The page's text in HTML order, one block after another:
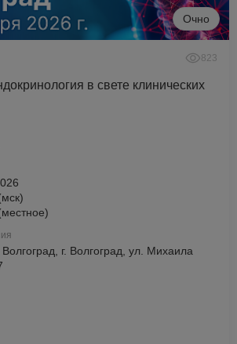
Очно
823
в свете клинических
г. Волгоград, ул. Михаила